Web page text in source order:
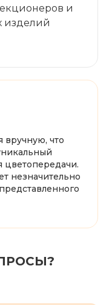
и
изделий
что
цветопередачи.
незначительно